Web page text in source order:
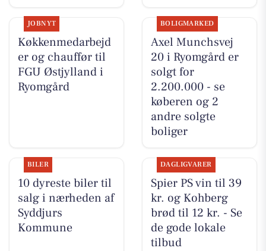
JOBNYT
Køkkenmedarbejd
er og chauffør til
FGU Østjylland i
Ryomgård
BOLIGMARKED
Axel Munchsvej
20 i Ryomgård er
solgt for
2.200.000 - se
køberen og 2
andre solgte
boliger
BILER
10 dyreste biler til
salg i nærheden af
Syddjurs
Kommune
DAGLIGVARER
Spier PS vin til 39
kr. og Kohberg
brød til 12 kr. - Se
de gode lokale
tilbud